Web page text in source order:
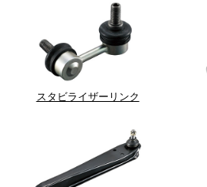
スタビライザーリンク